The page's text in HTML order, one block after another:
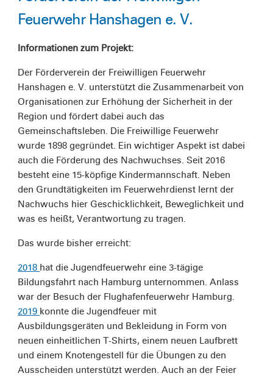
Feuerwehr Hanshagen e. V.
Informationen zum Projekt:
Der Förderverein der Freiwilligen Feuerwehr
Hanshagen e. V. unterstützt die Zusammenarbeit von
Organisationen zur Erhöhung der Sicherheit in der
Region und fördert dabei auch das
Gemeinschaftsleben. Die Freiwillige Feuerwehr
wurde 1898 gegründet. Ein wichtiger Aspekt ist dabei
auch die Förderung des Nachwuchses. Seit 2016
besteht eine 15-köpfige Kindermannschaft. Neben
den Grundtätigkeiten im Feuerwehrdienst lernt der
Nachwuchs hier Geschicklichkeit, Beweglichkeit und
was es heißt, Verantwortung zu tragen.
Das wurde bisher erreicht:
2018 hat die Jugendfeuerwehr eine 3-tägige
Bildungsfahrt nach Hamburg unternommen. Anlass
war der Besuch der Flughafenfeuerwehr Hamburg.
2019 konnte die Jugendfeuer mit
Ausbildungsgeräten und Bekleidung in Form von
neuen einheitlichen T-Shirts, einem neuen Laufbrett
und einem Knotengestell für die Übungen zu den
Ausscheiden unterstützt werden. Auch an der Feier